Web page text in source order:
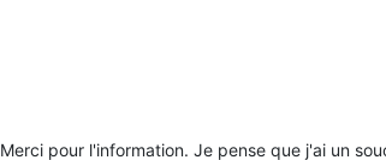
Merci pour l'information. Je pense que j'ai un